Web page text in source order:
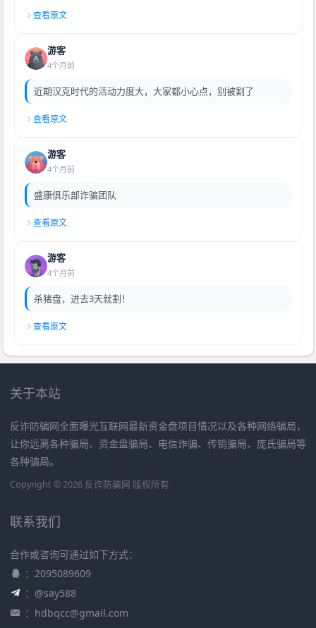
查看原文
游客
4个月前
近期汉克时代的活动力度大，大家都小心点，别被割了
查看原文
游客
4个月前
盛康俱乐部诈骗团队
查看原文
游客
4个月前
杀猪盘，进去3天就割！
查看原文
关于本站
反诈防骗网全面曝光互联网最新资金盘项目情况以及各种网络骗局，
让你远离各种骗局、资金盘骗局、电信诈骗、传销骗局、庞氏骗局等
各种骗局。
Copyright © 2026 反诈防骗网 版权所有
联系我们
合作或咨询可通过如下方式：
：2095089609
：@say588
： hdbqcc@gmail.com